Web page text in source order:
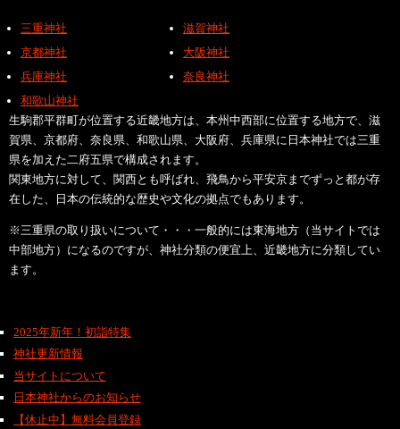
三重神社
滋賀神社
京都神社
大阪神社
兵庫神社
奈良神社
和歌山神社
生駒郡平群町が位置する近畿地方は、本州中西部に位置する地方で、滋
賀県、京都府、奈良県、和歌山県、大阪府、兵庫県に日本神社では三重
県を加えた二府五県で構成されます。
関東地方に対して、関西とも呼ばれ、飛鳥から平安京までずっと都が存
在した、日本の伝統的な歴史や文化の拠点でもあります。
※三重県の取り扱いについて・・・一般的には東海地方（当サイトでは
中部地方）になるのですが、神社分類の便宜上、近畿地方に分類してい
ます。
2025年新年！初詣特集
神社更新情報
当サイトについて
日本神社からのお知らせ
【休止中】無料会員登録